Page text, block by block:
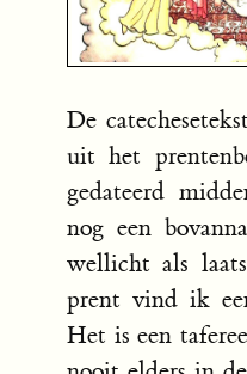
De
uit het
gedateerd
nog een
wellicht als
prent vind ik
Het is een